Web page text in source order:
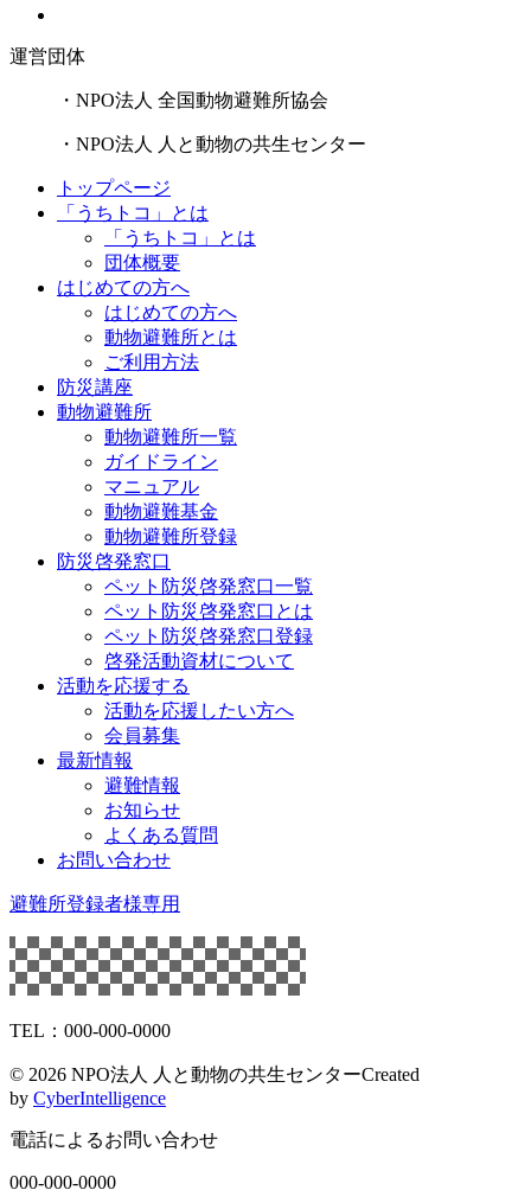
運営団体
・NPO法人 全国動物避難所協会
・NPO法人 人と動物の共生センター
トップページ
「うちトコ」とは
「うちトコ」とは
団体概要
はじめての方へ
はじめての方へ
動物避難所とは
ご利用方法
防災講座
動物避難所
動物避難所一覧
ガイドライン
マニュアル
動物避難基金
動物避難所登録
防災啓発窓口
ペット防災啓発窓口一覧
ペット防災啓発窓口とは
ペット防災啓発窓口登録
啓発活動資材について
活動を応援する
活動を応援したい方へ
会員募集
最新情報
避難情報
お知らせ
よくある質問
お問い合わせ
避難所登録者様専用
TEL：000-000-0000
© 2026 NPO法人 人と動物の共生センターCreated
by CyberIntelligence
電話によるお問い合わせ
000-000-0000